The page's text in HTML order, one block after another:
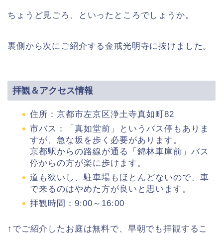
ちょうど見ごろ、といったところでしょうか。
裏側から次にご紹介する金戒光明寺に抜けました。
拝観＆アクセス情報
住所：京都市左京区浄土寺真如町82
市バス：「真如堂前」というバス停もありま
すが、急な坂を歩く必要があります。
京都駅からの路線が通る「錦林車庫前」バス
停からの方が楽に歩けます。
道も狭いし、駐車場もほとんどないので、車
で来るのはやめた方が良いと思います。
拝観時間：9:00～16:00
↑でご紹介したお庭は無料で、早朝でも拝観するこ